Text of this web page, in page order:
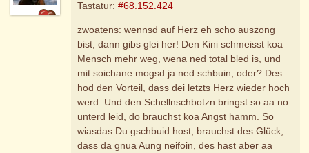
Tastatur:#68.152.424
zwoatens: wennsd auf Herz eh scho auszong
bist, dann gibs glei her! Den Kini schmeisst koa
Mensch mehr weg, wena ned total bled is, und
mit soichane mogsd ja ned schbuin, oder? Des
hod den Vorteil, dass dei letzts Herz wieder hoch
werd. Und den Schellnschbotzn bringst so aa no
unterd leid, do brauchst koa Angst hamm. So
wiasdas Du gschbuid host, brauchst des Glück,
dass da gnua Aung neifoin, des hast aber aa